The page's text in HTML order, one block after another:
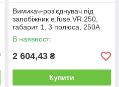
Вимикач-роз'єднувач під
запобіжник e.fuse.VR.250,
габарит 1, 3 полюса, 250А
В наявності
2 604,43 ₴
Купити